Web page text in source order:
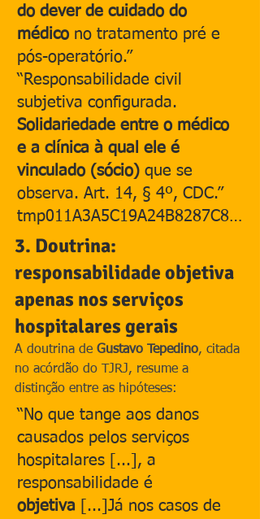
do dever de cuidado do
médico no tratamento pré e
pós-operatório.”
“Responsabilidade civil
subjetiva configurada.
Solidariedade entre o médico
e a clínica à qual ele é
vinculado (sócio) que se
observa. Art. 14, § 4º, CDC.”​
tmp011A3A5C19A24B8287C8…
3. Doutrina:
responsabilidade objetiva
apenas nos serviços
hospitalares gerais
A doutrina de Gustavo Tepedino, citada
no acórdão do TJRJ, resume a
distinção entre as hipóteses:
“No que tange aos danos
causados pelos serviços
hospitalares [...], a
responsabilidade é
objetiva [...]Já nos casos de